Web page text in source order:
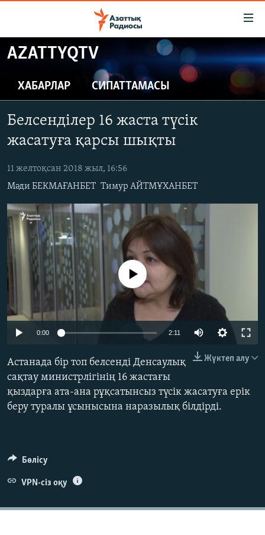
Skip
to
content
to
main
Skip
to
ЖАҢАЛЫҚТАР
САЯСАТ
ҚАҢТАР ОҚИҒАСЫ
АДАМ ҚҰҚЫҚТАРЫ
ӘЛЕУМЕТ
ӘЛЕМ
АРНАЙЫ ЖОБАЛАР
Русский
ЖАЗЫЛЫҢЫЗ
Басқа тілдерде
AZATTYQTV
ХАБАРЛАР СИПАТТАМАСЫ
Белсенділер 16 жаста түсік
жасатуға қарсы шықты
11 желтоқсан 2018 жыл, 16:56
Мәди БЕКМАҒАНБЕТ Тимур АЙТМҰХАНБЕТ
No media source currently available
0:00 2:11
Жүктеп алу
Астанада бір топ белсенді Денсаулық
сақтау министрлігінің 16 жастағы
қыздарға ата-ана рұқсатынсыз түсік жасатуға ерік
беру туралы ұсынысына наразылық білдірді.
Бөлісу
VPN-сіз оқу